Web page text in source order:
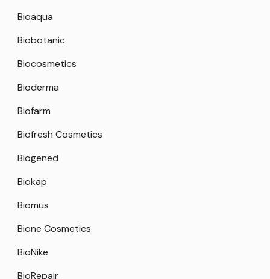
Bioaqua
Biobotanic
Biocosmetics
Bioderma
Biofarm
Biofresh Cosmetics
Biogened
Biokap
Biomus
Bione Cosmetics
BioNike
BioRepair